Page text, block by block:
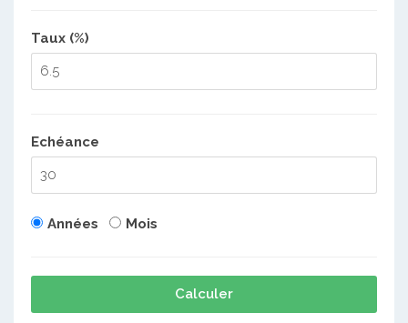
Taux (%)
Echéance
Années Mois
Calculer